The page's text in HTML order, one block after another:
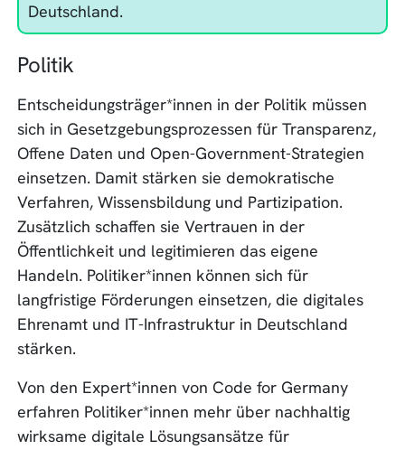
Deutschland.
Politik
Entscheidungsträger*innen in der Politik müssen
sich in Gesetzgebungsprozessen für Transparenz,
Offene Daten und Open-Government-Strategien
einsetzen. Damit stärken sie demokratische
Verfahren, Wissensbildung und Partizipation.
Zusätzlich schaffen sie Vertrauen in der
Öffentlichkeit und legitimieren das eigene
Handeln. Politiker*innen können sich für
langfristige Förderungen einsetzen, die digitales
Ehrenamt und IT-Infrastruktur in Deutschland
stärken.
Von den Expert*innen von Code for Germany
erfahren Politiker*innen mehr über nachhaltig
wirksame digitale Lösungsansätze für